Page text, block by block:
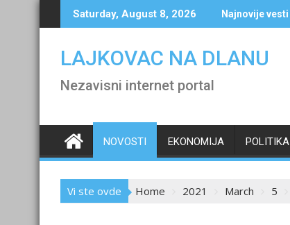
to
Saturday, August 8, 2026 Najnovije vesti
LAJKOVAC NA DLANU
Nezavisni internet portal
NOVOSTI EKONOMIJA POLITIKA
Vi ste ovde Home 2021 March 5